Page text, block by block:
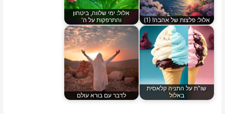
אלול: פלצות של אהבה! (1)
אלול: ימי שלווה, ביטחון
והתרפקות על ה'
שו"ת על התניה קלאסית
באלול
לדבר עם בורא עולם